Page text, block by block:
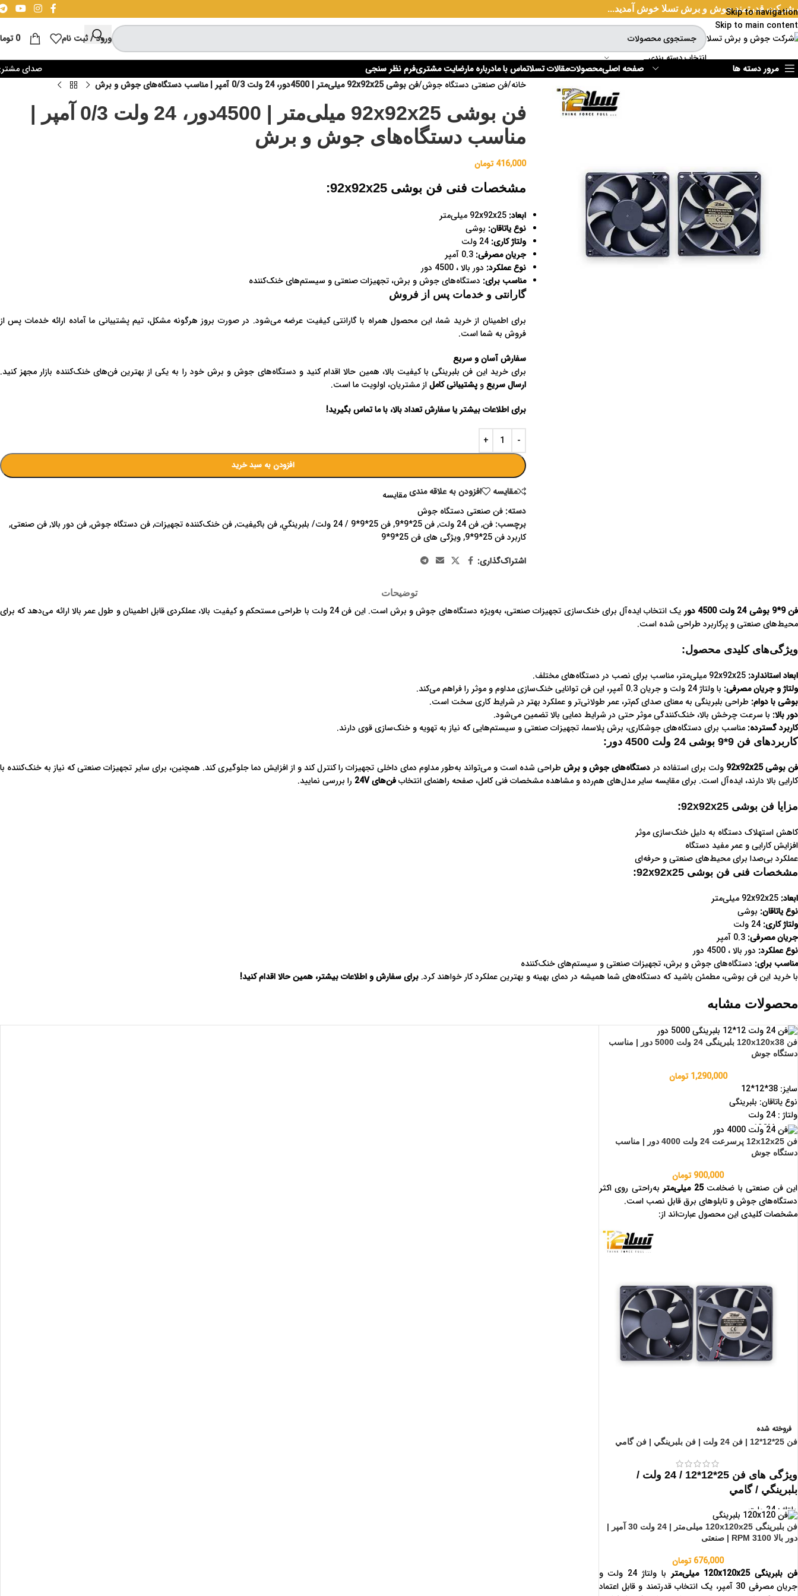
Skip to navigation
Skip to main content
شرکت قدرتمند جوش و برش تسلا خوش آمدید...
انتخاب دسته بندی
ورود / ثبت نام 0
مرور دسته ها صفحه اصلیمحصولاتمقالات تسلاتماس با مادرباره مارضایت مشتریفرم نظر سنجی
صدای
خانه/فن صنعتی دستگاه جوش/فن بوشی 92x92x25 میلی‌متر | 4500دور، 24 ولت 0/3 آمپر | مناسب دستگاه‌های جوش و برش
فن بوشی 92x92x25 میلی‌متر | 4500دور، 24 ولت 0/3 آمپر |
مناسب دستگاه‌های جوش و برش
416,000 تومان
مشخصات فنی فن بوشی 92x92x25:
ابعاد:
نوع یاتاقان: بوشی
ولتاژ کاری:
جریان مصرفی:
نوع عملکرد: دور بالا ، 4500 دور
مناسب برای: دستگاه‌های جوش و برش، تجهیزات صنعتی و سیستم‌های خنک‌کننده
گارانتی و خدمات پس از فروش
برای اطمینان از خرید شما، این محصول همراه با گارانتی کیفیت عرضه می‌شود. در صورت بروز هرگونه مشکل، تیم پشتیبانی ما آماده ارائه خدمات پس از
فروش به شما است.
سفارش آسان و سریع
برای خرید این فن بلبرینگی با کیفیت بالا، همین حالا اقدام کنید و دستگاه‌های جوش و برش خود را به یکی از بهترین فن‌های خنک‌کننده بازار مجهز کنید.
ارسال سریعو پشتیبانی کاملاز مشتریان، اولویت ما است.
برای اطلاعات بیشتر یا سفارش تعداد بالا، با ما تماس بگیرید!
افزودن به سبد خرید
مقايسه افزودن به علاقه مندیمقایسه
دسته: فن صنعتی دستگاه جوش
برچسب: فن,فن 24 ولت ,فن 25*9*9 ,فن 25*9*9 / 24 ولت/ بلبرينگي ,فن باکیفیت,فن خنک‌کننده تجهیزات,فن دستگاه جوش,فن دور بالا,فن صنعتی,
کاربرد فن 25*9*9
,ویژگی های فن 25*9*9
اشتراک‌گذاری:
توضیحات
فن 9*9 بوشی 24 ولت 4500 دور
یک انتخاب ایده‌آل برای خنک‌سازی تجهیزات صنعتی، به‌ویژه دستگاه‌های جوش و برش است. این فن 24 ولت با طراحی مستحکم و کیفیت بالا، عملکردی قابل اطمینان و طول عمر بالا ارائه می‌دهد که برای
محیط‌های صنعتی و پرکاربرد طراحی شده است.
ویژگی‌های کلیدی محصول:
ابعاد استاندارد:
ولتاژ و جریان مصرفی: با ولتاژ 24 ولت و جریان 0.3 آمپر، این فن توانایی خنک‌سازی مداوم و موثر را فراهم می‌کند.
بوشی با دوام: طراحی بلبرینگی به معنای صدای کم‌تر، عمر طولانی‌تر و عملکرد بهتر در شرایط کاری سخت است.
دور بالا: با سرعت چرخش بالا، خنک‌کنندگی موثر حتی در شرایط دمایی بالا تضمین می‌شود.
کاربرد گسترده: مناسب برای دستگاه‌های جوشکاری، برش پلاسما، تجهیزات صنعتی و سیستم‌هایی که نیاز به تهویه و خنک‌سازی قوی دارند.
کاربردهای فن 9*9 بوشی 24 ولت 4500 دور:
فن بوشی 92x92x25 ولت برای استفاده در دستگاه‌های جوش و برشطراحی شده است و می‌تواند به‌طور مداوم دمای داخلی تجهیزات را کنترل کند و از افزایش دما جلوگیری کند. همچنین، برای سایر تجهیزات صنعتی که نیاز به خنک‌کننده با
کارایی بالا دارند، ایده‌آل است. برای مقایسه سایر مدل‌های هم‌رده و مشاهده مشخصات فنی کامل، صفحه راهنمای انتخابفن‌های 24V را بررسی نمایید.
مزایا فن بوشی 92x92x25:
کاهش استهلاک دستگاه به دلیل خنک‌سازی موثر
افزایش کارایی و عمر مفید دستگاه
عملکرد بی‌صدا برای محیط‌های صنعتی و حرفه‌ای
مشخصات فنی فن بوشی 92x92x25:
ابعاد:
نوع یاتاقان: بوشی
ولتاژ کاری:
جریان مصرفی:
نوع عملکرد: دور بالا ، 4500 دور
مناسب برای: دستگاه‌های جوش و برش، تجهیزات صنعتی و سیستم‌های خنک‌کننده
با خرید این فن بوشی، مطمئن باشید که دستگاه‌های شما همیشه در دمای بهینه و بهترین عملکرد کار خواهند کرد. برای سفارش و اطلاعات بیشتر، همین حالا اقدام کنید!
محصولات مشابه
فن 120x120x38 بلبرینگی 24 ولت 5000 دور | مناسب
دستگاه جوش
1,290,000 تومان
سایز: 38*12*12
نوع یاتاقان: بلبرینگی
ولتاژ : 24 ولت
طول : 12CM
عرض :3.8CM
ارتفاع : 12CM
فن 12x12x25 پرسرعت 24 ولت 4000 دور | مناسب
دستگاه جوش
900,000 تومان
این فن صنعتی با ضخامت25 میلی‌متر
به‌راحتی روی اکثر
دستگاه‌های جوش و تابلوهای برق قابل نصب است.
مشخصات کلیدی این محصول عبارت‌اند از:
25×12×12
نوع یاتاقان:بلبرینگی
کاربری: خنک‌کننده دستگاه جوش، اینورتر جوشکاری، تابلو
برق صنعتی
فروخته شده
فن 25*12*12 | فن 24 ولت | فن بلبرينگي | فن گامي
ویژگی های فن 25*12*12 / 24 ولت /
بلبرينگي / گامي
ولتاژ : 24 ولت
طول : 12CM
عرض :2.5CM
فن بلبرینگی 120x120x25 میلی‌متر | 24 ولت 30 آمپر |
دور بالا 3100 RPM | صنعتی
676,000 تومان
فن بلبرینگی 120x120x25 میلی‌متر
با ولتاژ 24 ولت و
جریان مصرفی 30 آمپر، یک انتخاب قدرتمند و قابل اعتماد